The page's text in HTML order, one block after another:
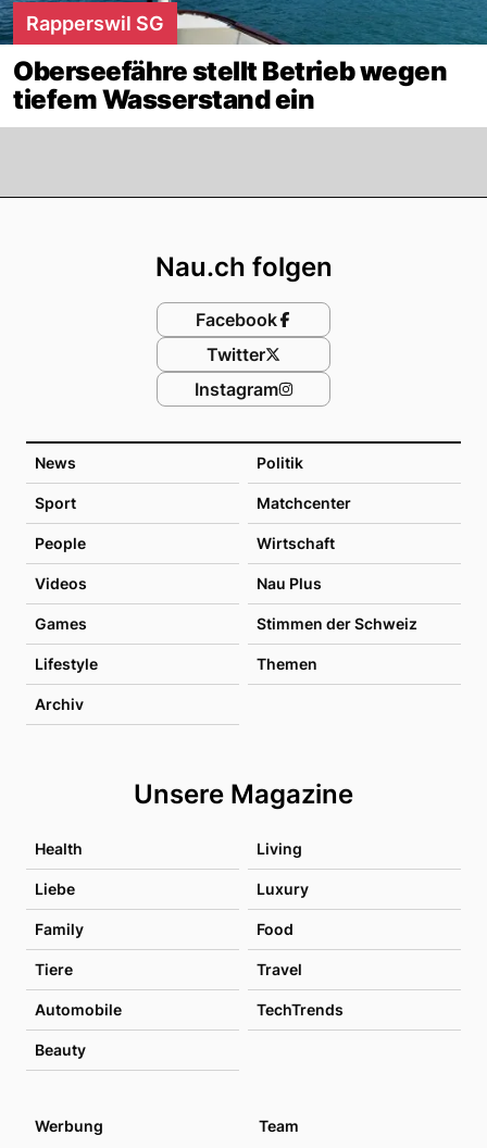
Rapperswil SG
Oberseefähre stellt Betrieb wegen
tiefem Wasserstand ein
News Politik
Sport Matchcenter
People Wirtschaft
Videos Nau Plus
Games Stimmen der Schweiz
Lifestyle Themen
Archiv
Unsere Magazine
Health Living
Liebe Luxury
Family Food
Tiere Travel
Automobile TechTrends
Beauty
Nau.ch folgen
Facebook
Twitter
Instagram
Werbung Team